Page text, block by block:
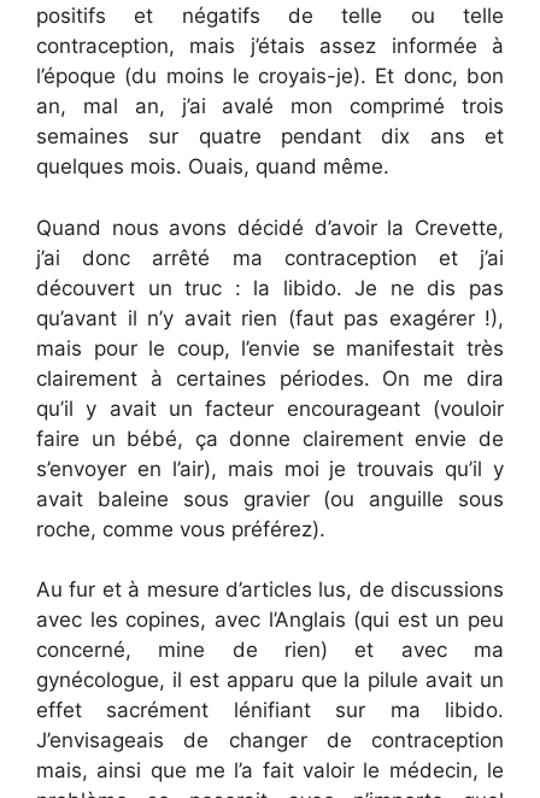
positifs et négatifs de telle ou telle
contraception, mais j’étais assez informée à
l’époque (du moins le croyais-je). Et donc, bon
an, mal an, j’ai avalé mon comprimé trois
semaines sur quatre pendant dix ans et
quelques mois. Ouais, quand même.
Quand nous avons décidé d’avoir la Crevette,
j’ai donc arrêté ma contraception et j’ai
découvert un truc : la libido. Je ne dis pas
qu’avant il n’y avait rien (faut pas exagérer !),
mais pour le coup, l’envie se manifestait très
clairement à certaines périodes. On me dira
qu’il y avait un facteur encourageant (vouloir
faire un bébé, ça donne clairement envie de
s’envoyer en l’air), mais moi je trouvais qu’il y
avait baleine sous gravier (ou anguille sous
roche, comme vous préférez).
Au fur et à mesure d’articles lus, de discussions
avec les copines, avec l’Anglais (qui est un peu
concerné, mine de rien) et avec ma
gynécologue, il est apparu que la pilule avait un
effet sacrément lénifiant sur ma libido.
J’envisageais de changer de contraception
mais, ainsi que me l’a fait valoir le médecin, le